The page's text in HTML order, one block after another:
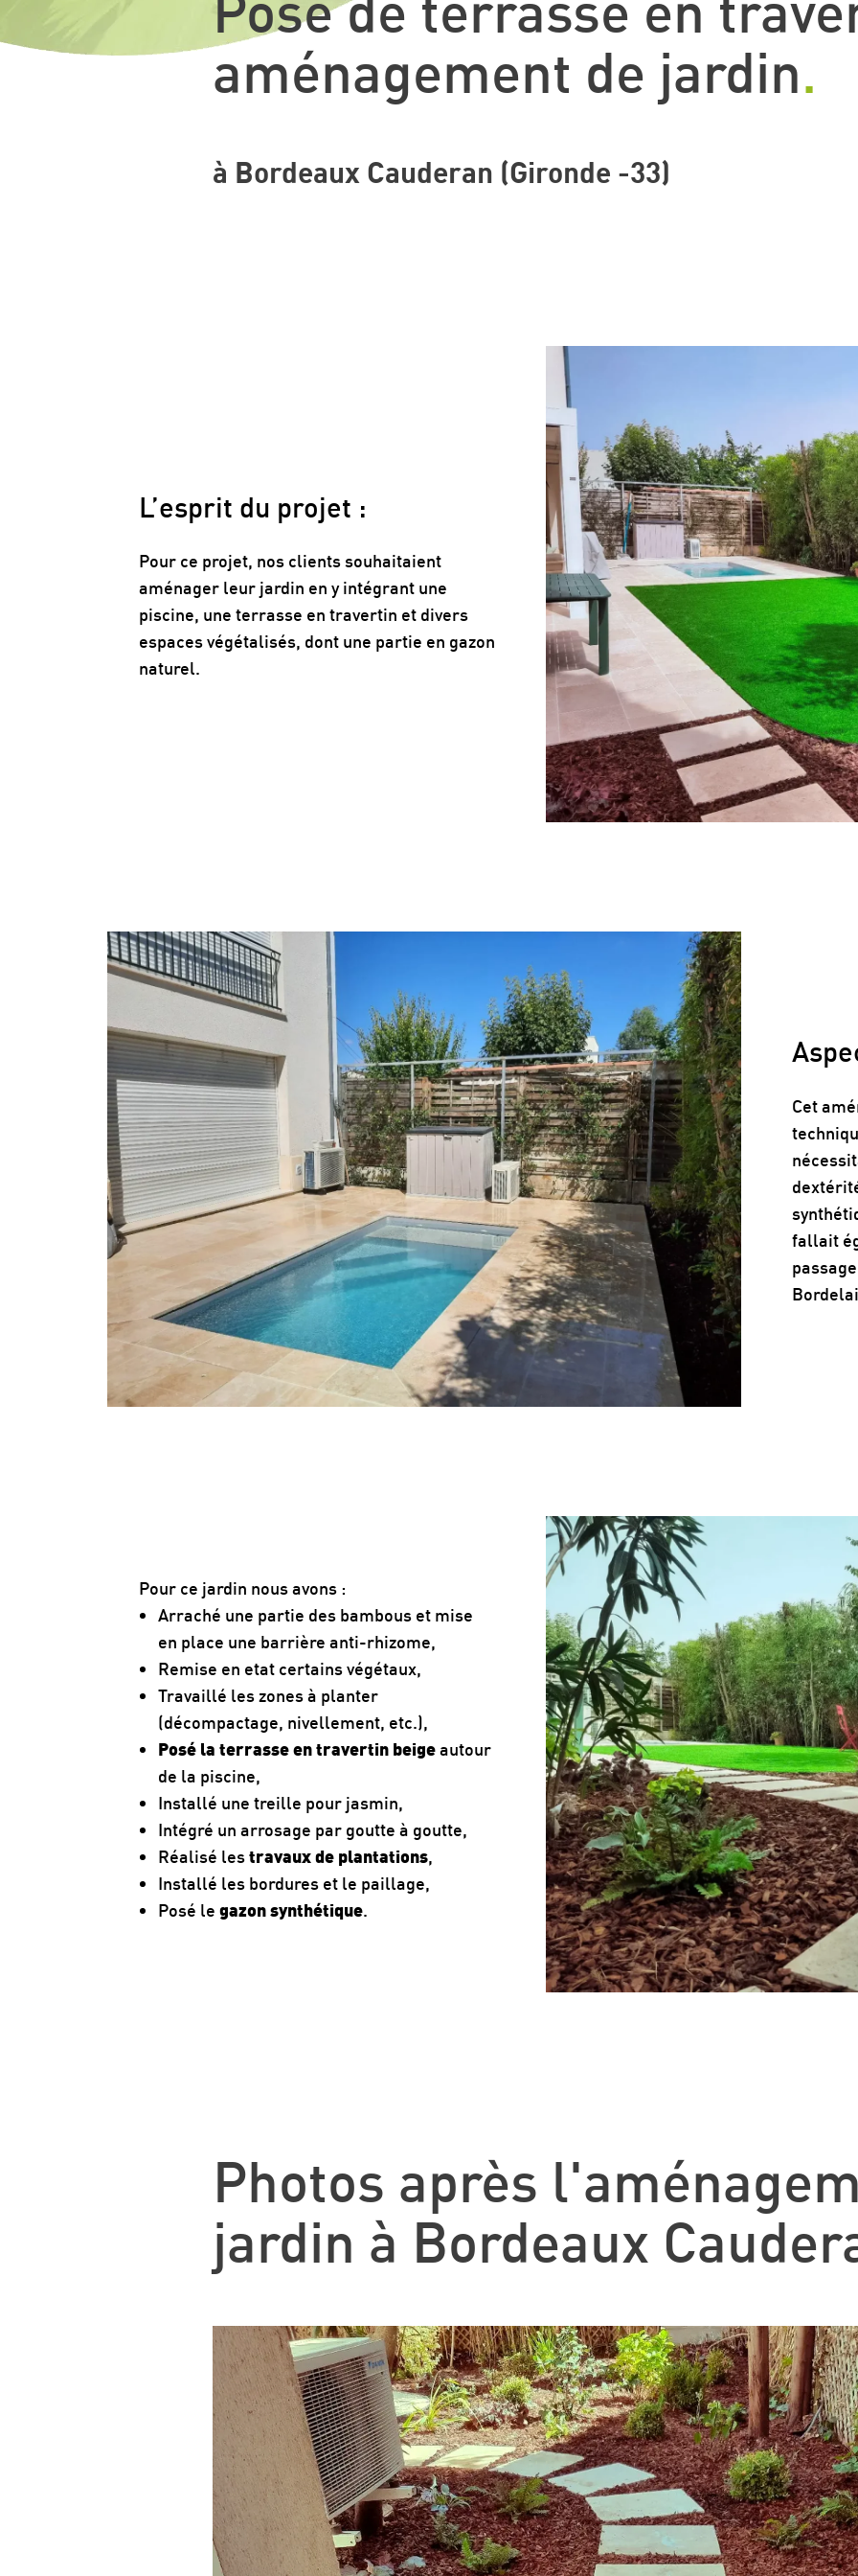
aménagement de jardin.
à Bordeaux Cauderan (Gironde -33)
L’esprit du projet :
Pour ce projet, nos clients souhaitaient
aménager leur jardin en y intégrant une
piscine, une terrasse en travertin et divers
espaces végétalisés, dont une partie en gazon
naturel.
Cet
fallait
Pour ce jardin nous avons :
Arraché une partie des bambous et mise
en place une barrière anti-rhizome,
Remise en etat certains végétaux,
Travaillé les zones à planter
(décompactage, nivellement, etc.),
Posé la terrasse en travertin beigeautour
de la piscine,
Installé une treille pour jasmin,
Intégré un arrosage par goutte à goutte,
Réalisé lestravaux de plantations,
Installé les bordures et le paillage,
Posé le gazon synthétique.
Photos après
jardin à Bordeaux